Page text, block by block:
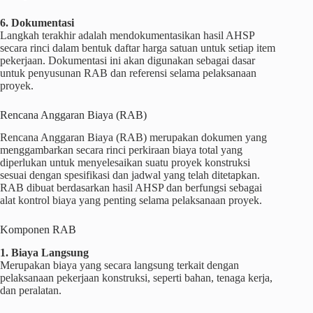
6. Dokumentasi
Langkah terakhir adalah mendokumentasikan hasil AHSP
secara rinci dalam bentuk daftar harga satuan untuk setiap item
pekerjaan. Dokumentasi ini akan digunakan sebagai dasar
untuk penyusunan RAB dan referensi selama pelaksanaan
proyek.
Rencana Anggaran Biaya (RAB)
Rencana Anggaran Biaya (RAB) merupakan dokumen yang
menggambarkan secara rinci perkiraan biaya total yang
diperlukan untuk menyelesaikan suatu proyek konstruksi
sesuai dengan spesifikasi dan jadwal yang telah ditetapkan.
RAB dibuat berdasarkan hasil AHSP dan berfungsi sebagai
alat kontrol biaya yang penting selama pelaksanaan proyek.
Komponen RAB
1. Biaya Langsung
Merupakan biaya yang secara langsung terkait dengan
pelaksanaan pekerjaan konstruksi, seperti bahan, tenaga kerja,
dan peralatan.